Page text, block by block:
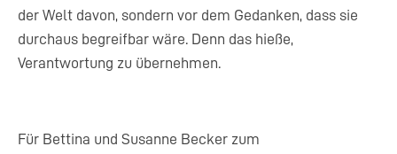
der Welt davon, sondern vor dem Gedanken, dass sie
durchaus begreifbar wäre. Denn das hieße,
Verantwortung zu übernehmen.
Für Bettina und Susanne Becker zum